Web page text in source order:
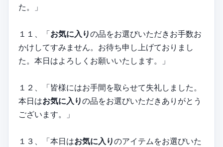
た。」
１１、「お気に入りの品をお選びいただきお手数お
かけしてすみません。お待ち申し上げておりまし
た。本日はよろしくお願いいたします。」
１２、「皆様にはお手間を取らせて失礼しました。
本日はお気に入りの品をお選びいただきありがとう
ございます。」
１３、「本日はお気に入りのアイテムをお選びいた